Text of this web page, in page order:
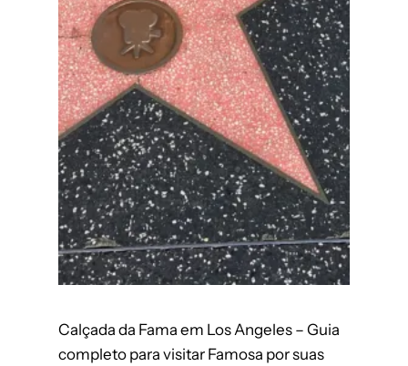
Calçada da Fama em Los Angeles – Guia
completo para visitar Famosa por suas